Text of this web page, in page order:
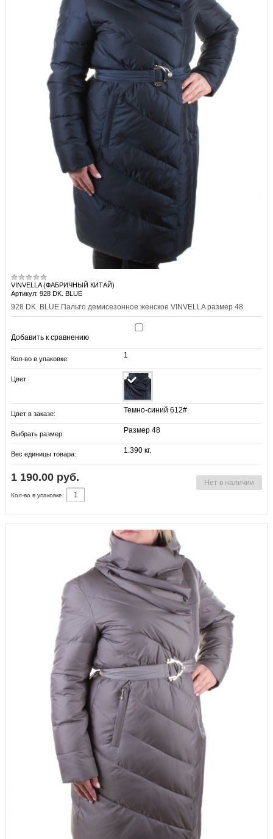
VINVELLA (ФАБРИЧНЫЙ КИТАЙ)
Артикул: 928 DK. BLUE
928 DK. BLUE Пальто демисезонное женское VINVELLA размер 48
Добавить к сравнению
Кол-во в упаковке: 1
Цвет
Цвет в заказе: Темно-синий 612#
Выбрать размер: Размер 48
Вес единицы товара: 1.390 кг.
1 190.00 руб. Нет в наличии
Кол-во в упаковке: